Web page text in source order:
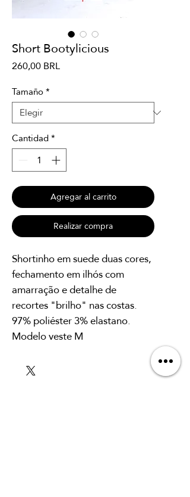
Short Bootylicious
260,00 BRLPrecio
Tamaño*
Cantidad*
Agregar al carrito
Realizar compra
Shortinho em suede duas cores,
fechamento em ilhós com
amarração e detalhe de
recortes "brilho" nas costas.
97% poliéster 3% elastano.
Modelo veste M